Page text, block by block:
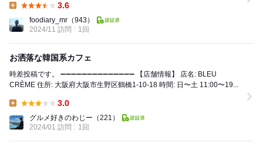
3.6
foodiary_mr （943）
2024/11 訪問
1回
お洒落な韓国系カフェ
時差投稿です。 ➖➖➖➖➖➖➖➖➖➖➖➖➖➖ 【店舗情報】 店名: BLEU
CRÈME 住所: 大阪府大阪市生野区鶴橋1-10-18 時間: 日〜土 11:00〜19...
3.0
グルメ好きのわじー （221）
2024/01 訪問
1回